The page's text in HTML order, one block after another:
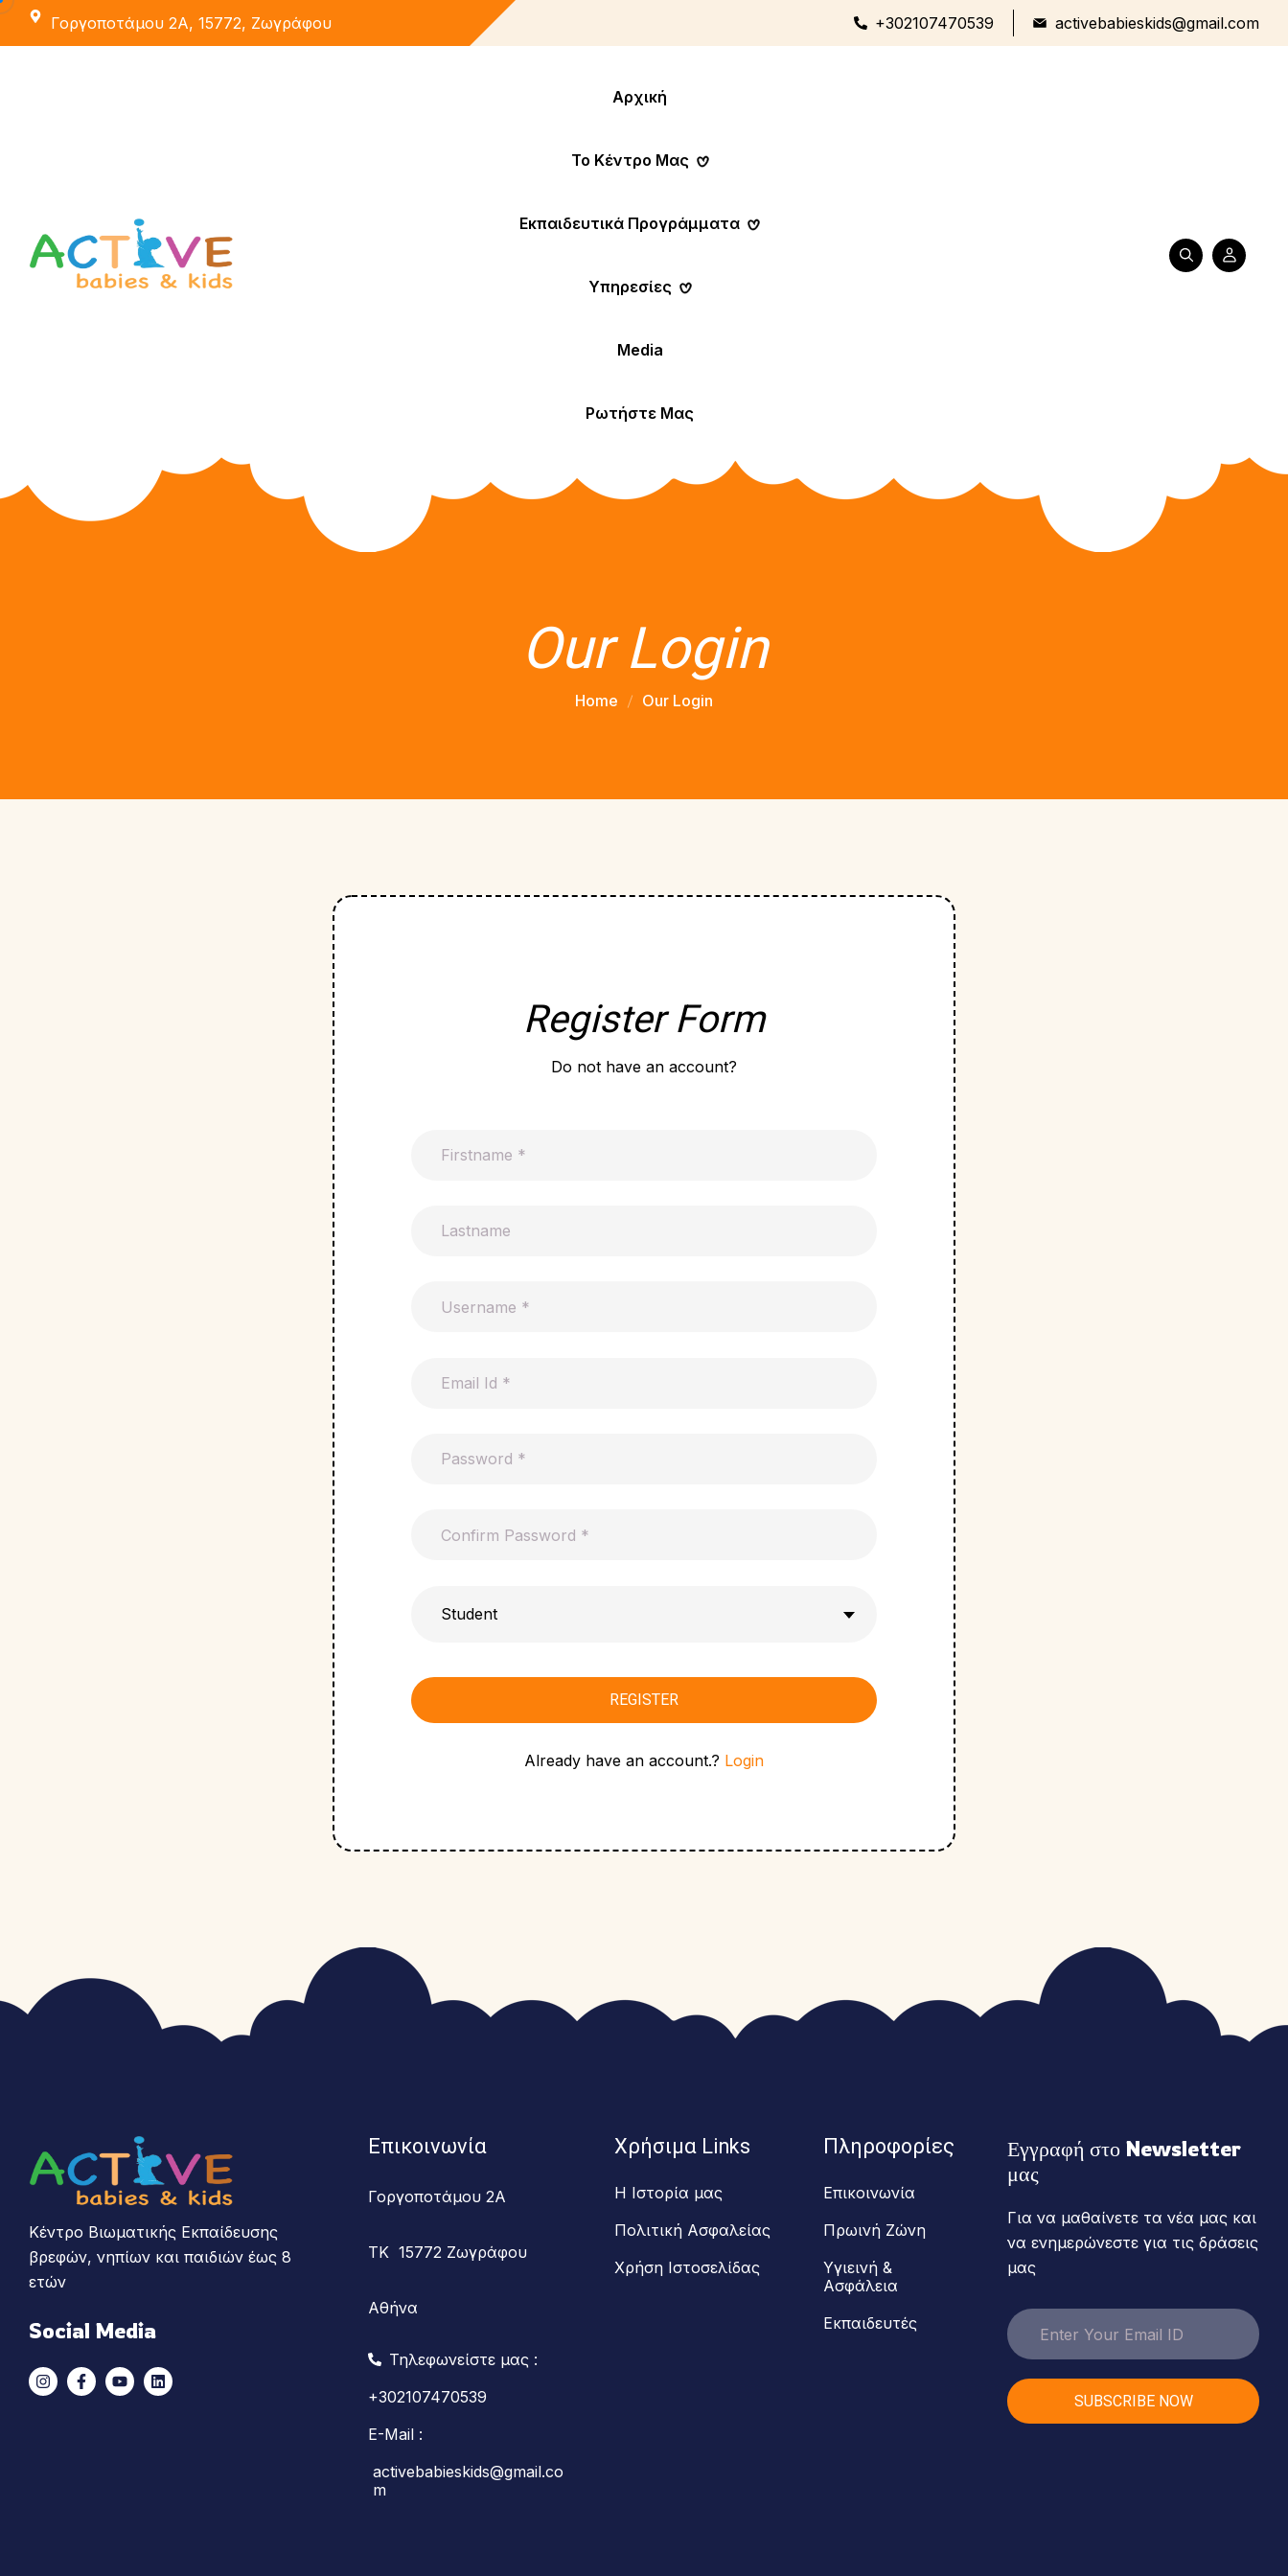
Γοργοποτάμου 2Α, 15772, Ζωγράφου +302107470539 activebabieskids@gmail.com
Αρχική
Το Κέντρο Μας
Εκπαιδευτικά Προγράμματα
Υπηρεσίες
Active Training System
Media
Ρωτήστε Μας
Our Login
Home Our Login
Register Form
Do not have an account?
Student
Already have an account.? Login
Κέντρο Βιωματικής Εκπαίδευσης
βρεφών, νηπίων και παιδιών έως 8
ετών
Social Media
Επικοινωνία
Γοργοποτάμου 2Α
ΤΚ 15772 Ζωγράφου
Αθήνα
Τηλεφωνείστε μας :
+302107470539
E-Mail :
activebabieskids@gmail.co
m
Χρήσιμα Links
Η Ιστορία μας
Πολιτική Ασφαλείας
Χρήση Ιστοσελίδας
Πληροφορίες
Επικοινωνία
Πρωινή Ζώνη
Υγιεινή &
Ασφάλεια
Εκπαιδευτές
Εγγραφή στο Newsletter
μας
Για να μαθαίνετε τα νέα μας και
να ενημερώνεστε για τις δράσεις
μας
SUBSCRIBE NOW